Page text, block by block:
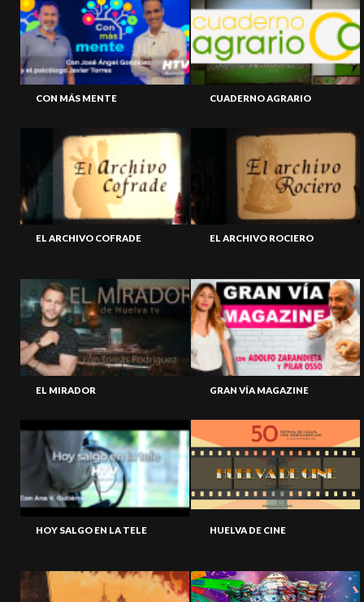
CON MÁS MENTE CUADERNO AGRARIO
EL ARCHIVO COFRADE EL ARCHIVO ROCIERO
EL MIRADOR GRAN VÍA MAGAZINE
HOY SALGO EN LA TELE HUELVA DE CINE